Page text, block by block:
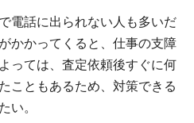
電話に出られない人も多いだ
かかってくると、仕事の支障
っては、査定依頼後すぐに何
こともあるため、対策できる
い。